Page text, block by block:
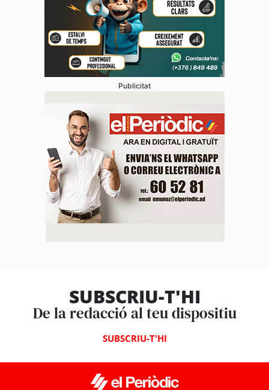
Publicitat
SUBSCRIU-T'HI
De la redacció al teu dispositiu
SUBSCRIU-T'HI